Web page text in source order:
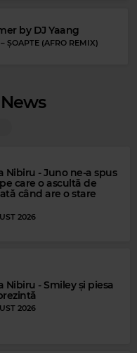
by DJ Yaang
– ȘOAPTE (AFRO REMIX)
Nibiru - Juno ne-a spus
care o ascultă de
când are o stare
2026
Nibiru - Smiley și piesa
2026